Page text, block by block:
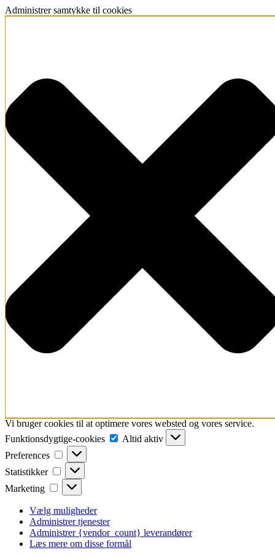
Administrer samtykke til cookies
Vi bruger cookies til at optimere vores websted og vores service.
Funktionsdygtige-cookies
Funktionsdygtige-
cookies
Altid aktiv
Preferences
Preferences
Statistikker Statistikker
Marketing Marketing
Vælg muligheder
Administrer tjenester
Administrer {vendor_count} leverandører
Læs mere om disse formål